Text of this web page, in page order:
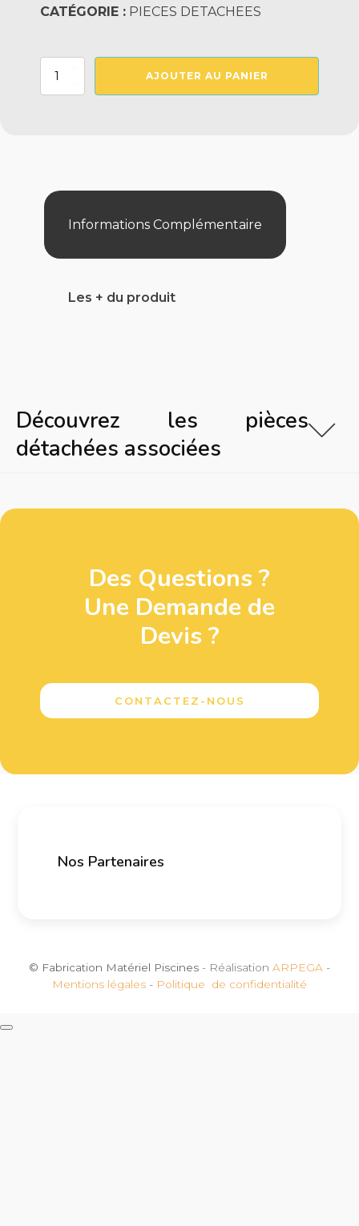
CATÉGORIE : PIECES DETACHEES
quantité
Annee
Pompe
AJOUTER AU PANIER
Informations Complémentaire
Les + du produit
Découvrez les pièces
détachées associées
Des Questions ?
Une Demande de
Devis ?
CONTACTEZ-NOUS
Nos Partenaires
© Fabrication Matériel Piscines - Réalisation ARPEGA -
Mentions légales - Politique de confidentialité